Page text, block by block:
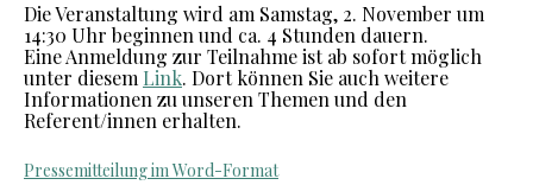
Die Veranstaltung wird am Samstag, 2. November um
14:30 Uhr beginnen und ca. 4 Stunden dauern.
Eine Anmeldung zur Teilnahme ist ab sofort möglich
unter diesem Link. Dort können Sie auch weitere
Informationen zu unseren Themen und den
Referent/innen erhalten.
Pressemitteilung im Word-Format